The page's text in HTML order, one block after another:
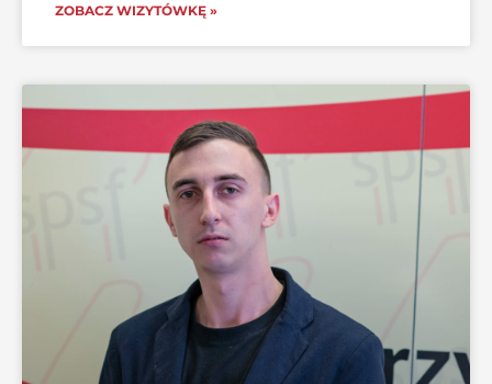
ZOBACZ WIZYTÓWKĘ »